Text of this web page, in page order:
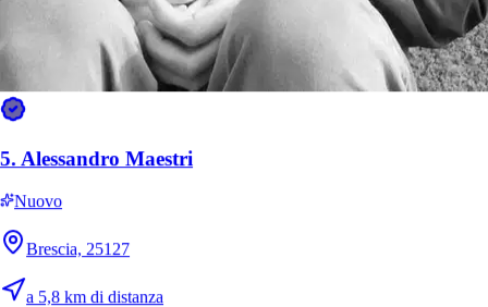
5. Alessandro Maestri
Nuovo
Brescia, 25127
a 5,8 km di distanza